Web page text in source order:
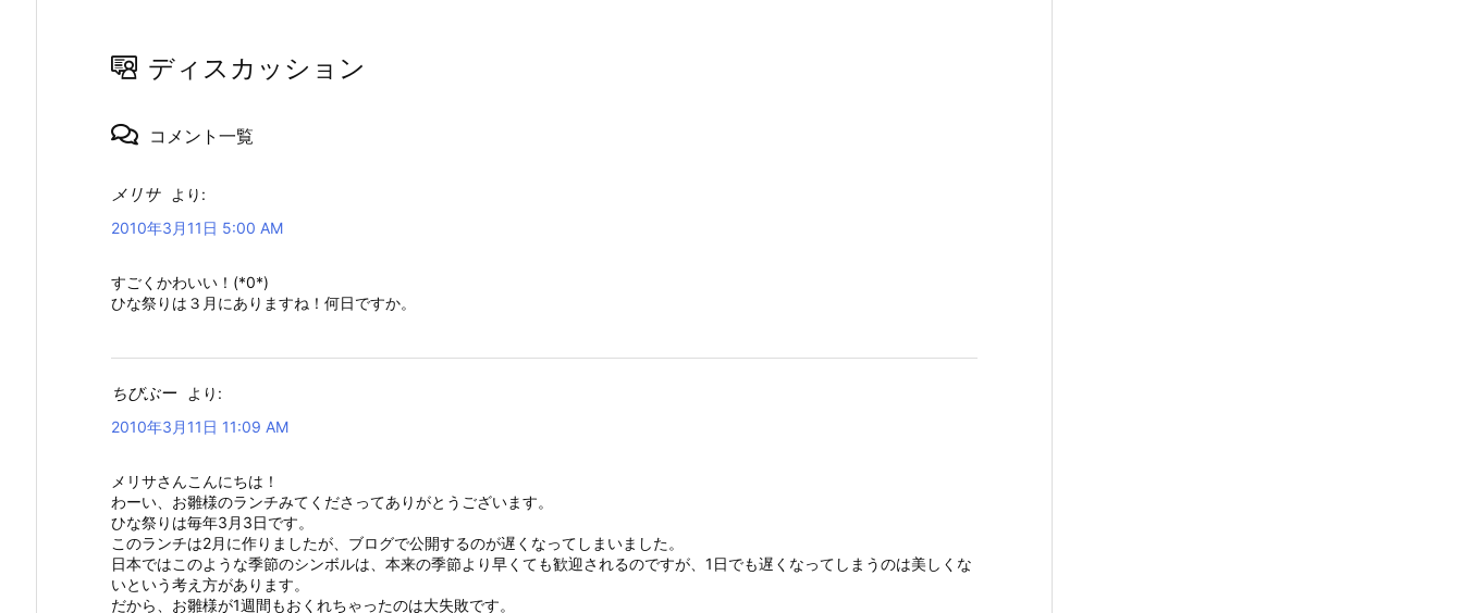
ディスカッション
コメント一覧
メリサ
より:
2010年3月11日 5:00 AM
すごくかわいい！(*0*)
ひな祭りは３月にありますね！何日ですか。
ちびぶー
より:
2010年3月11日 11:09 AM
メリサさんこんにちは！
わーい、お雛様のランチみてくださってありがとうございます。
ひな祭りは毎年3月3日です。
このランチは2月に作りましたが、ブログで公開するのが遅くなってしまいました。
日本ではこのような季節のシンボルは、本来の季節より早くても歓迎されるのですが、1日でも遅くなってしまうのは美しくな
いという考え方があります。
だから、お雛様が1週間もおくれちゃったのは大失敗です。